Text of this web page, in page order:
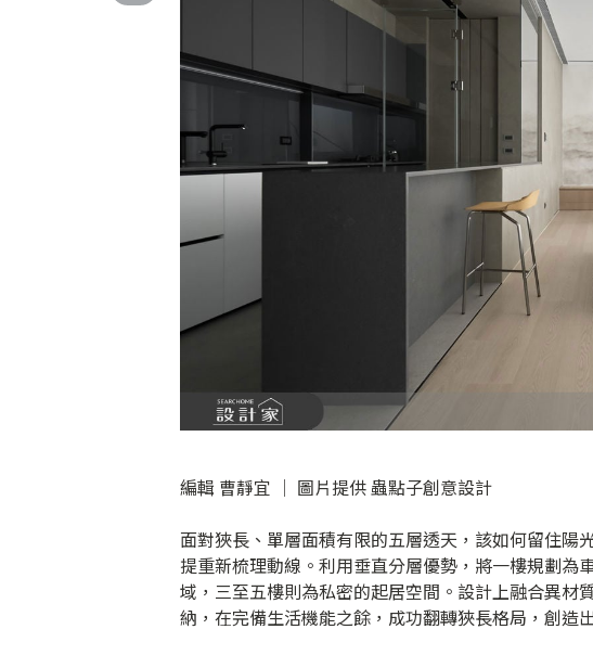
編輯 曹靜宜 │ 圖片提供 蟲點子創意設計
面對狹長、單層面積有限的五層透天，該如何留住
提重新梳理動線。利用垂直分層優勢，將一樓規劃為
域，三至五樓則為私密的起居空間。設計上融合異材
納，在完備生活機能之餘，成功翻轉狹長格局，創造